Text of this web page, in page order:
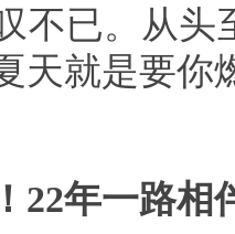
不已。从
天就是要你
年一路相